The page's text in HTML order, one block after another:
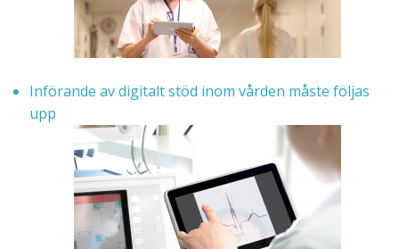
Införande av digitalt stöd inom vården måste följas
upp